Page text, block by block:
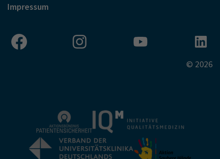
Impressum
© 2026